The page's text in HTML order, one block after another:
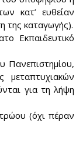
κατ’ ευθείαν
της καταγωγής).
Εκπαιδευτικό
για τη λήψη
(όχι πέραν